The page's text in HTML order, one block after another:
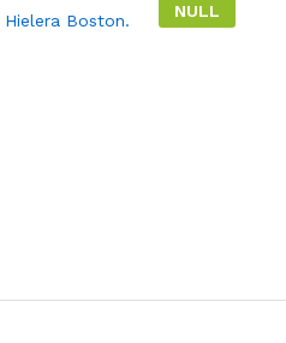
NULL
Hielera Boston.